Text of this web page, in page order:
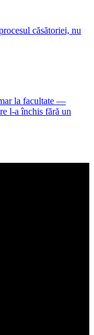
căsătoriei, nu
la facultate —
l-a închis fără un